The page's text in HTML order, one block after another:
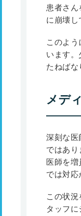
患者さん
に崩壊し
このよ
います。
たねばな
メデ
深刻な医
ではあり
医師を
では対応
この状
タッフ